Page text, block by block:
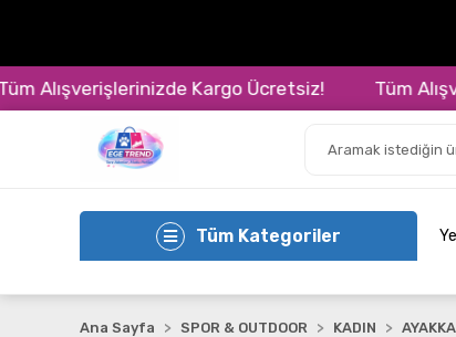
Kargo Ücretsiz! Tüm
Tüm Kategoriler
Ana Sayfa SPOR & OUTDOOR KADIN